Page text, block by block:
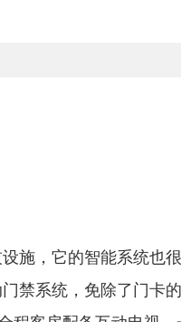
施，它的智能系统也
禁系统，免除了门卡